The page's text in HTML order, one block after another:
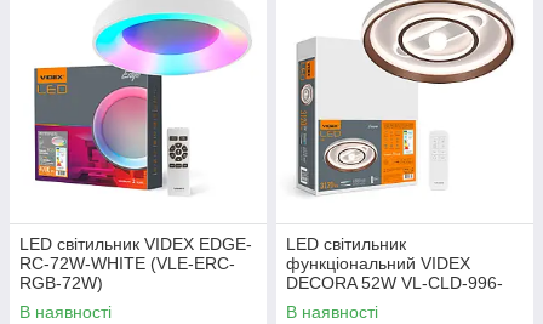
LED світильник VIDEX EDGE-
RC-72W-WHITE (VLE-ERC-
RGB-72W)
В наявності
LED світильник
функціональний VIDEX
DECORA 52W VL-CLD-996-
CF
В наявності